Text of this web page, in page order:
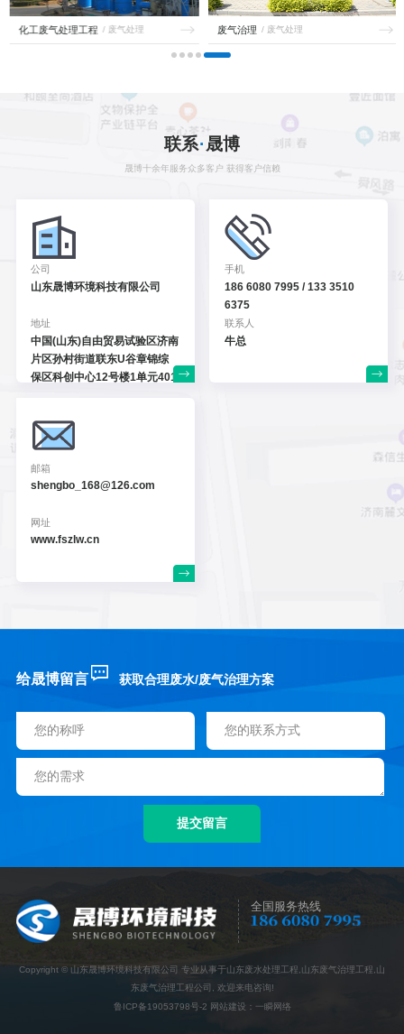
化工废气处理工程 / 废气处理 废气治理 / 废气处理
CONTACT
联系· 晟博
晟博十余年服务众多客户 获得客户信赖
公司
山东晟博环境科技有限公司
地址
中国(山东)自由贸易试验区济南
片区孙村街道联东U谷章锦综
保区科创中心12号楼1单元401
手机
186 6080 7995 / 133 3510
6375
联系人
牛总
邮箱
shengbo_168@126.com
网址
www.fszlw.cn
给晟博留言 获取合理废水/废气治理方案
全国服务热线
Copyright © 山东晟博环境科技有限公司 专业从事于山东废水处理工程,山东废气治理工程,山
东废气治理工程公司, 欢迎来电咨询!
鲁ICP备19053798号-2 网站建设 ： 一瞬网络